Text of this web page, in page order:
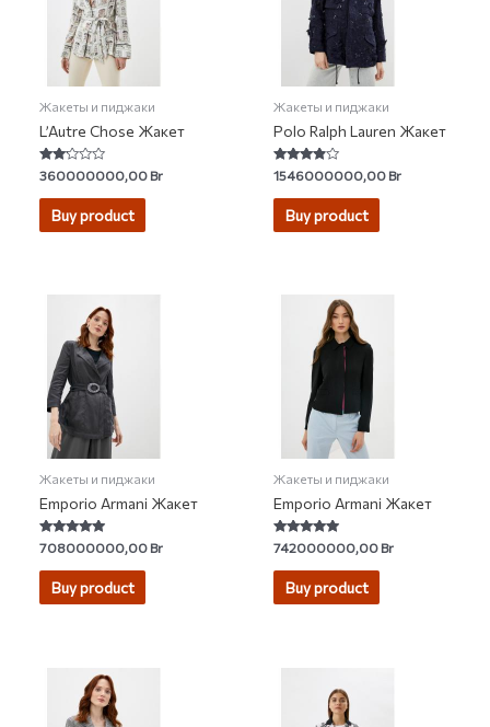
Жакеты и пиджаки
L’Autre Chose Жакет
Rated
2.00
out
of 5
360000000,00Br
Buy product
Жакеты и пиджаки
Polo Ralph Lauren Жакет
Rated
3.67
out of 5
1546000000,00Br
Buy product
Жакеты и пиджаки
Emporio Armani Жакет
Rated
4.67
out of 5
708000000,00Br
Buy product
Жакеты и пиджаки
Emporio Armani Жакет
Rated
4.67
out of 5
742000000,00Br
Buy product